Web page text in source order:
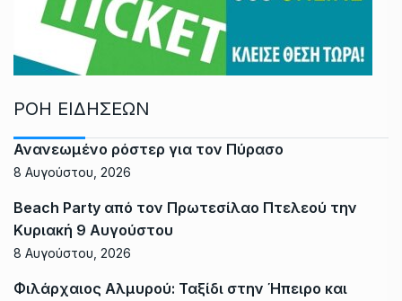
ΡΟΗ ΕΙΔΗΣΕΩΝ
Ανανεωμένο ρόστερ για τον Πύρασο
8 Αυγούστου, 2026
Beach Party από τον Πρωτεσίλαο Πτελεού την
Κυριακή 9 Αυγούστου
8 Αυγούστου, 2026
Φιλάρχαιος Αλμυρού: Ταξίδι στην Ήπειρο και